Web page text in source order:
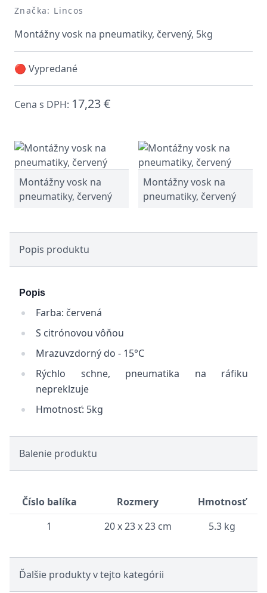
Značka: Lincos
Montážny vosk na pneumatiky, červený, 5kg
🔴 Vypredané
Cena s DPH: 17,23 €
Montážny vosk na
pneumatiky, červený
Montážny vosk na
pneumatiky, červený
Popis produktu
Popis
Farba: červená
S citrónovou vôňou
Mrazuvzdorný do - 15°C
Rýchlo schne, pneumatika na ráfiku
nepreklzuje
Hmotnosť: 5kg
Balenie produktu
Číslo balíka Rozmery
Hmotnosť
1
20 x 23 x 23 cm 5.3 kg
Ďalšie produkty v tejto kategórii